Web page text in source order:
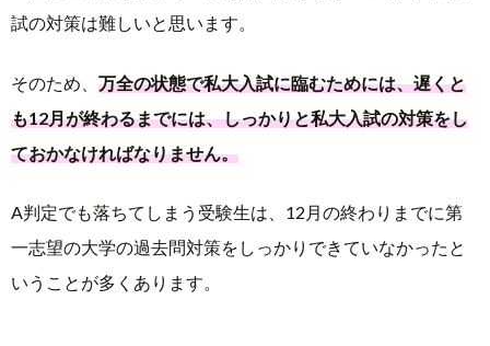
試の対策は難しいと思います。
そのため、 万全の状態で私大入試に臨むためには、遅くと
も12月が終わるまでには、しっかりと私大入試の対策をし
ておかなければなりません。
A判定でも落ちてしまう受験生は、12月の終わりまでに第
一志望の大学の過去問対策をしっかりできていなかったと
いうことが多くあります。